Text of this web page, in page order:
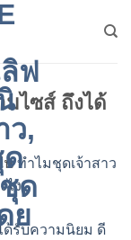
ไซส์ ถึงได้
นทำไมชุดเจ้าสาว
ไง